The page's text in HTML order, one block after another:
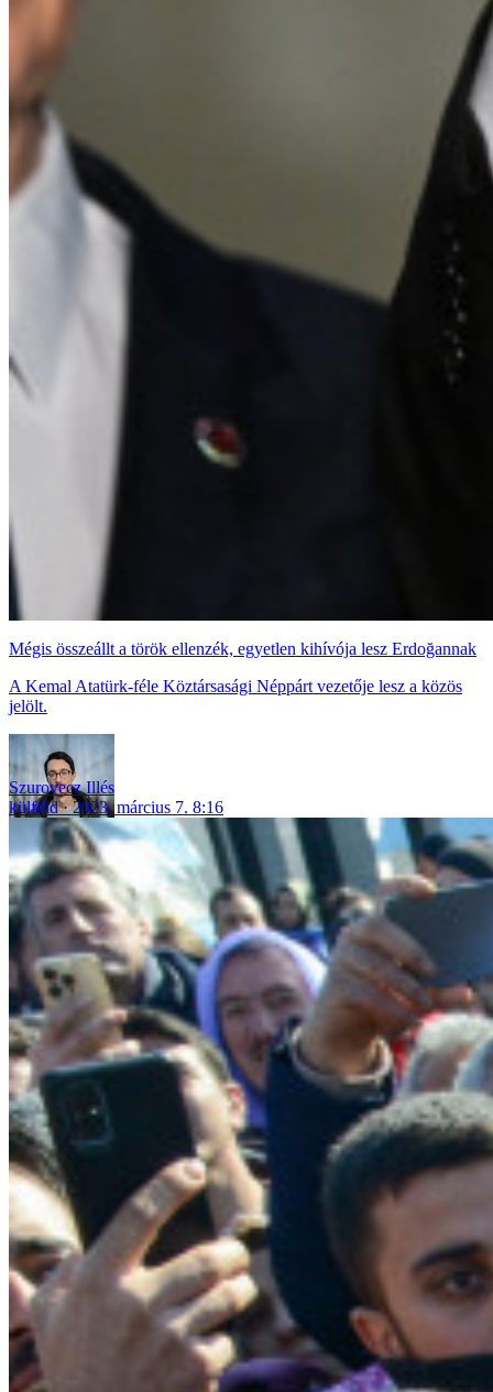
Mégis összeállt a török ellenzék, egyetlen kihívója lesz Erdoğannak
A Kemal Atatürk-féle Köztársasági Néppárt vezetője lesz a közös
jelölt.
Szurovecz Illés
külföld
2023. március 7. 8:16